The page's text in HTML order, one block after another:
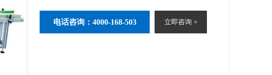
电话咨询：4000-168-503 立即咨询 +